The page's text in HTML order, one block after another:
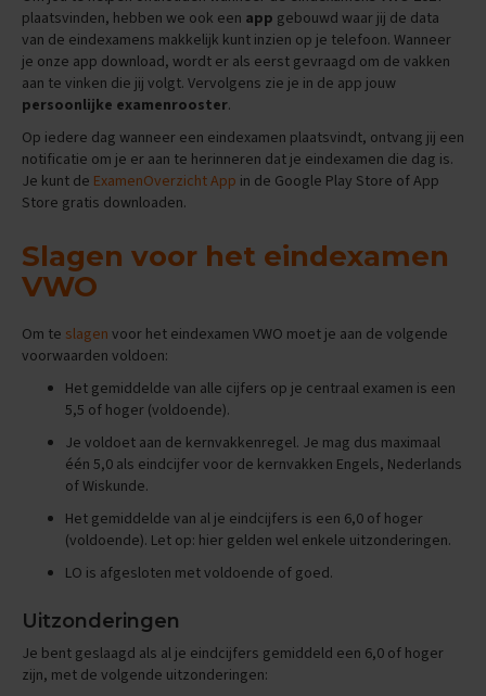
a
m
e
n
t
p
s
O
e
n
e
a
m
n
s
E
a
e
n
plaatsvinden, hebben we ook een app gebouwd waar jij de data
van de eindexamens makkelijk kunt inzien op je telefoon. Wanneer
je onze app download, wordt er als eerst gevraagd om de vakken
aan te vinken die jij volgt. Vervolgens zie je in de app jouw
persoonlijke examenrooster.
Op iedere dag wanneer een eindexamen plaatsvindt, ontvang jij een
notificatie om je er aan te herinneren dat je eindexamen die dag is.
Je kunt de ExamenOverzicht App in de Google Play Store of App
Store gratis downloaden.
Slagen voor het eindexamen
VWO
Om te slagen voor het eindexamen VWO moet je aan de volgende
voorwaarden voldoen:
Het gemiddelde van alle cijfers op je centraal examen is een
5,5 of hoger (voldoende).
Je voldoet aan de kernvakkenregel. Je mag dus maximaal
één 5,0 als eindcijfer voor de kernvakken Engels, Nederlands
of Wiskunde.
Het gemiddelde van al je eindcijfers is een 6,0 of hoger
(voldoende). Let op: hier gelden wel enkele uitzonderingen.
LO is afgesloten met voldoende of goed.
Uitzonderingen
Je bent geslaagd als al je eindcijfers gemiddeld een 6,0 of hoger
zijn, met de volgende uitzonderingen: